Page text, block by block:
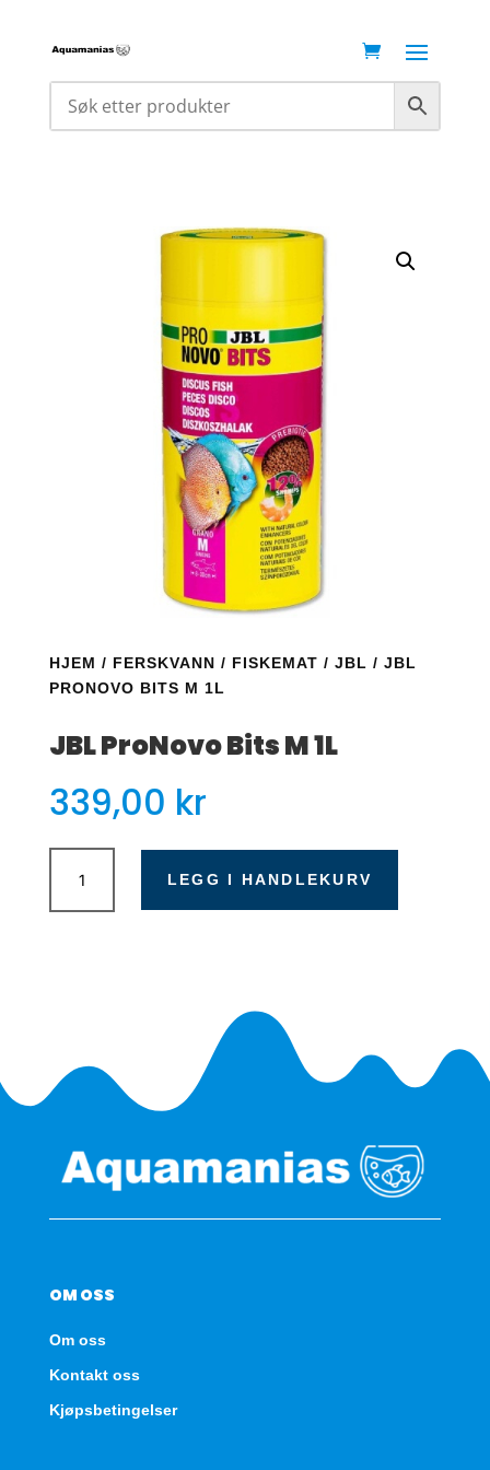
HJEM / FERSKVANN / FISKEMAT / JBL / JBL
PRONOVO BITS M 1L
JBL ProNovo Bits M 1L
339,00 kr
JBL
ProNovo
Bits
LEGG I HANDLEKURV
OM OSS
Om oss
Kontakt oss
Kjøpsbetingelser